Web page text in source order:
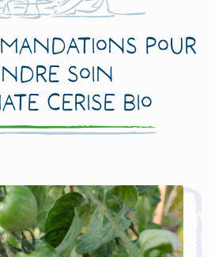
pour
soin
Cerise bio